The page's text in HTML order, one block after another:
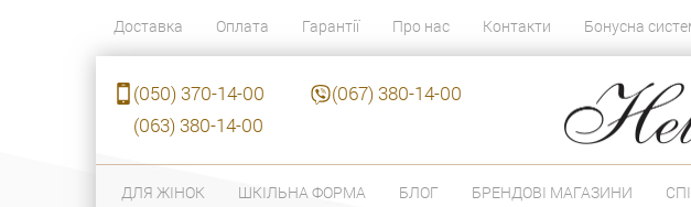
Доставка Оплата Гарантії Про нас Контакти Бонусна
(050) 370-14-00
(067) 380-14-00
(063) 380-14-00
ДЛЯ ЖІНОК ШКІЛЬНА ФОРМА БЛОГ БРЕНДОВІ МАГАЗИНИ